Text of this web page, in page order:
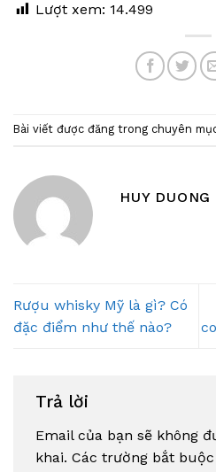
Lượt xem: 14.499
Bài viết được đăng trong chuyên
HUY DUONG
Rượu whisky Mỹ là gì? Có
đặc điểm như thế nào?
Trả lời
Email của bạn sẽ không
khai. Các trường bắt